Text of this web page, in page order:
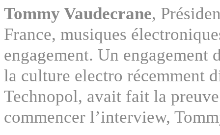
Tommy Vaudecrane,
France, musiques
engagement. Un
la culture electro récemment
Technopol, avait fait la
commencer l’interview,